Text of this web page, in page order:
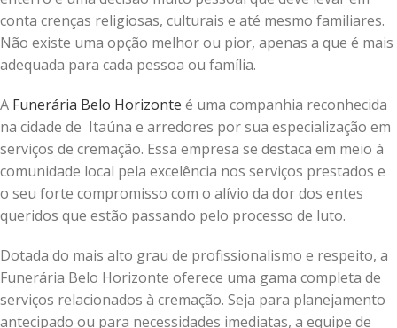
conta crenças religiosas, culturais e até mesmo familiares.
Não existe uma opção melhor ou pior, apenas a que é mais
adequada para cada pessoa ou família.
A Funerária Belo Horizonte é uma companhia reconhecida
na cidade de Itaúna e arredores por sua especialização em
serviços de cremação. Essa empresa se destaca em meio à
comunidade local pela excelência nos serviços prestados e
o seu forte compromisso com o alívio da dor dos entes
queridos que estão passando pelo processo de luto.
Dotada do mais alto grau de profissionalismo e respeito, a
Funerária Belo Horizonte oferece uma gama completa de
serviços relacionados à cremação. Seja para planejamento
antecipado ou para necessidades imediatas, a equipe de